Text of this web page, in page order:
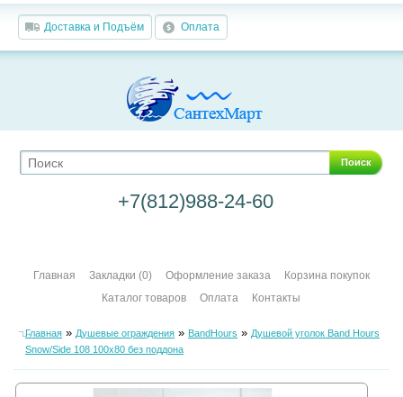
Доставка и Подъём Оплата
Поиск
+7(812)988-24-60
Главная Закладки (0) Оформление заказа
Корзина покупок
Каталог товаров
Оплата Контакты
Главная» Душевые ограждения» BandHours » Душевой уголок Band Hours
Snow/Side 108 100х80 без поддона